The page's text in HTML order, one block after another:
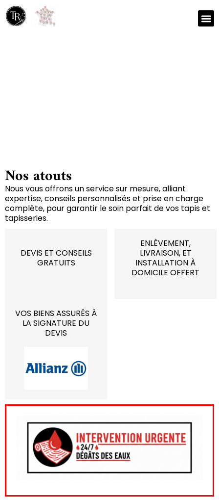
Nos atouts
Nous vous offrons un service sur mesure, alliant
expertise, conseils personnalisés et prise en charge
complète, pour garantir le soin parfait de vos tapis et
tapisseries.
DEVIS ET CONSEILS
GRATUITS
ENLÈVEMENT,
LIVRAISON, ET
INSTALLATION À
DOMICILE OFFERT
VOS BIENS ASSURÉS À
LA SIGNATURE DU
DEVIS